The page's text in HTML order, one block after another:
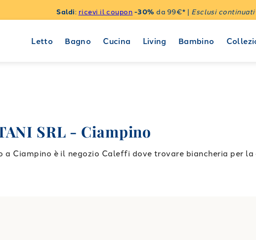
Saldi: ricevi il coupon -30% da 99€* | Esclusi
Letto Bagno Cucina Living Bambino
SRL - Ciampino
a Ciampino è il negozio Caleffi dove trovare biancheria per